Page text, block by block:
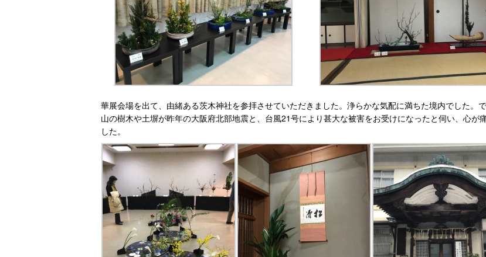
華展会場を出て、由緒ある茨木神社を参拝させていただきました。浄らかな気配に満ちた境内でした。
山の樹木や土塀が昨年の大阪府北部地震と、台風21号により甚大な被害をお受けになったと伺い、心が
した。